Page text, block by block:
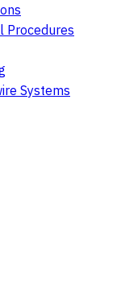
Procedures
Systems